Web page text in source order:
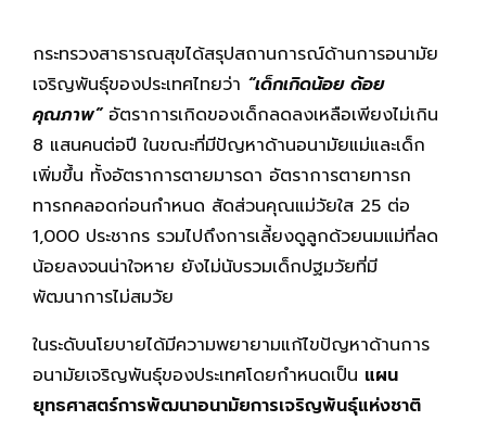
กระทรวงสาธารณสุขได้สรุปสถานการณ์ด้านการอนามัย
เจริญพันธุ์ของประเทศไทยว่า “เด็กเกิดน้อย ด้อย
คุณภาพ” อัตราการเกิดของเด็กลดลงเหลือเพียงไม่เกิน
8 แสนคนต่อปี ในขณะที่มีปัญหาด้านอนามัยแม่และเด็ก
เพิ่มขึ้น ทั้งอัตราการตายมารดา อัตราการตายทารก
ทารกคลอดก่อนกำหนด สัดส่วนคุณแม่วัยใส 25 ต่อ
1,000 ประชากร รวมไปถึงการเลี้ยงดูลูกด้วยนมแม่ที่ลด
น้อยลงจนน่าใจหาย ยังไม่นับรวมเด็กปฐมวัยที่มี
พัฒนาการไม่สมวัย
ในระดับนโยบายได้มีความพยายามแก้ไขปัญหาด้านการ
อนามัยเจริญพันธุ์ของประเทศโดยกำหนดเป็น แผน
ยุทธศาสตร์การพัฒนาอนามัยการเจริญพันธุ์แห่งชาติ